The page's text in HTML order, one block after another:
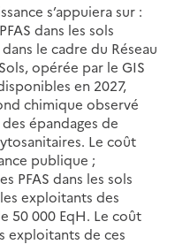
s’appuiera sur :
dans les sols
le cadre du Réseau
opérée par le GIS
en 2027,
chimique observé
épandages de
Le coût
publique ;
PFAS dans les sols
exploitants des
50 000 EqH. Le coût
exploitants de ces